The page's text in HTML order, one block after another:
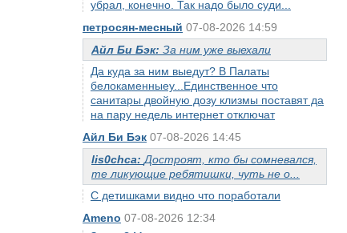
убрал, конечно. Так надо было суди...
петросян-месный 07-08-2026 14:59
Айл Би Бэк: За ним уже выехали
Да куда за ним выедут? В Палаты
белокаменныеу...Единственное что
санитары двойную дозу клизмы поставят да
на пару недель интернет отключат
Айл Би Бэк 07-08-2026 14:45
lis0chca: Достроят, кто бы сомневался,
те ликующие ребятишки, чуть не о...
С детишками видно что поработали
Ameno 07-08-2026 12:34